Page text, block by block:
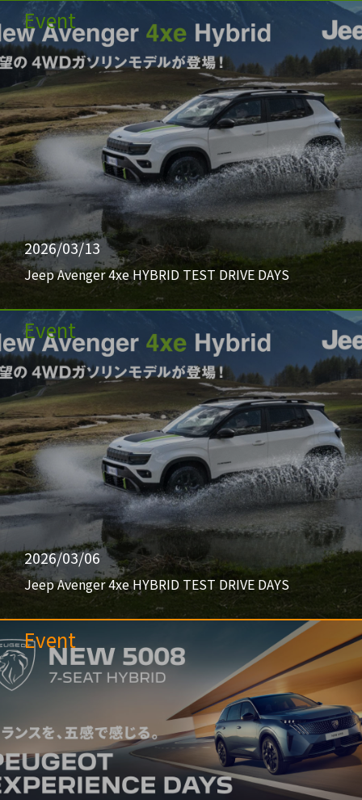
Event
2026/03/13
Jeep Avenger 4xe HYBRID TEST DRIVE DAYS
Event
2026/03/06
Jeep Avenger 4xe HYBRID TEST DRIVE DAYS
Event